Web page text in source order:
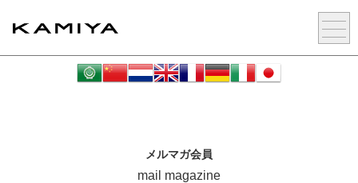
メルマガ会員
mail magazine